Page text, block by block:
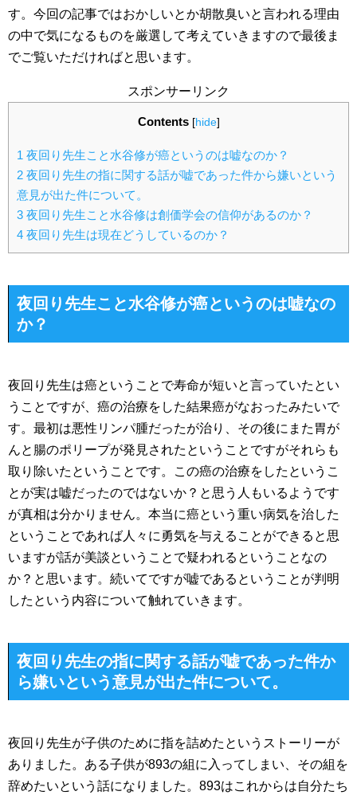
す。今回の記事ではおかしいとか胡散臭いと言われる理由
の中で気になるものを厳選して考えていきますので最後ま
でご覧いただければと思います。
スポンサーリンク
Contents [hide]
1 夜回り先生こと水谷修が癌というのは嘘なのか？
2 夜回り先生の指に関する話が嘘であった件から嫌いという
意見が出た件について。
3 夜回り先生こと水谷修は創価学会の信仰があるのか？
4 夜回り先生は現在どうしているのか？
夜回り先生こと水谷修が癌というのは嘘なの
か？
夜回り先生は癌ということで寿命が短いと言っていたとい
うことですが、癌の治療をした結果癌がなおったみたいで
す。最初は悪性リンパ腫だったが治り、その後にまた胃が
んと腸のポリープが発見されたということですがそれらも
取り除いたということです。この癌の治療をしたというこ
とが実は嘘だったのではないか？と思う人もいるようです
が真相は分かりません。本当に癌という重い病気を治した
ということであれば人々に勇気を与えることができると思
いますが話が美談ということで疑われるということなの
か？と思います。続いてですが嘘であるということが判明
したという内容について触れていきます。
夜回り先生の指に関する話が嘘であった件か
ら嫌いという意見が出た件について。
夜回り先生が子供のために指を詰めたというストーリーが
ありました。ある子供が893の組に入ってしまい、その組を
辞めたいという話になりました。893はこれからは自分たち